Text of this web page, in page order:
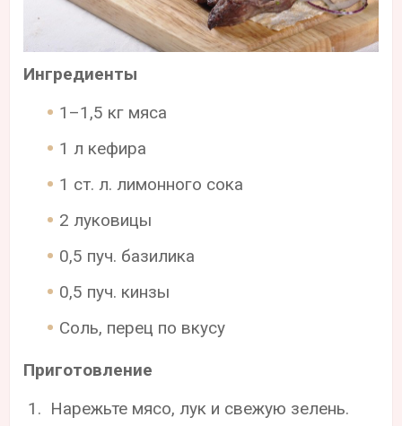
Ингредиенты
1–1,5 кг мяса
1 л кефира
1 ст. л. лимонного сока
2 луковицы
0,5 пуч. базилика
0,5 пуч. кинзы
Соль, перец по вкусу
Приготовление
Нарежьте мясо, лук и свежую зелень.